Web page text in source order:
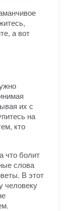
а вот
их с
на
кто
что болит
слова
В этот
человеку